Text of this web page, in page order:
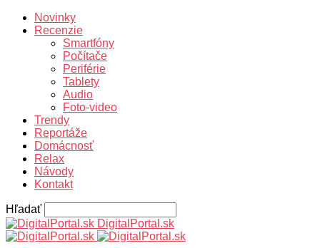
Novinky
Recenzie
Smartfóny
Počítače
Periférie
Tablety
Audio
Foto-video
Trendy
Reportáže
Domácnosť
Relax
Návody
Kontakt
Hľadať
DigitalPortal.sk